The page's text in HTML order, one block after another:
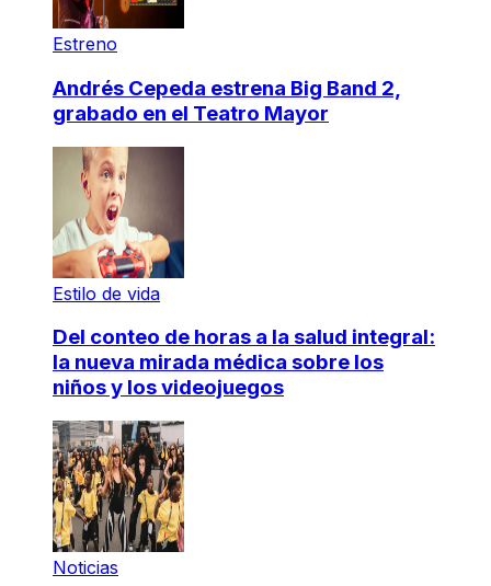
Estreno
Andrés Cepeda estrena Big Band 2,
grabado en el Teatro Mayor
Estilo de vida
Del conteo de horas a la salud integral:
la nueva mirada médica sobre los
niños y los videojuegos
Noticias